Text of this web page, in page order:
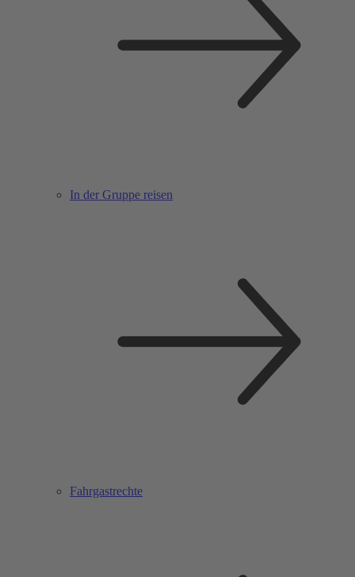
In der Gruppe reisen
Fahrgastrechte